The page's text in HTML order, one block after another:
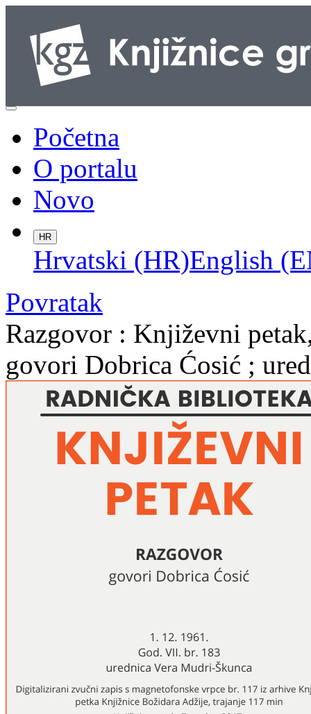
Početna
O portalu
Novo
HR
Hrvatski (HR)English
Povratak
Razgovor : Književni
govori Dobrica Ćosić ;